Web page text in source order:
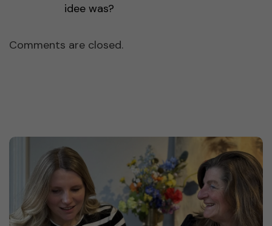
idee was?
Comments are closed.